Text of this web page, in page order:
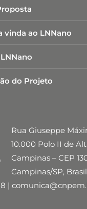
vinda ao LNNano
do Projeto
Rua Giuseppe
10.000 Polo II de
Campinas – CEP
Campinas/SP,
|